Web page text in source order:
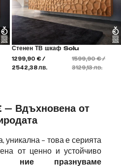
Стенен ТВ шкаф Solu
1299,90 € /
2542,38 лв.
1599,90 € /
3129,13 лв.
Вдъхновена от
уникална – това е серията
от ценно и устойчиво
ние празнуваме